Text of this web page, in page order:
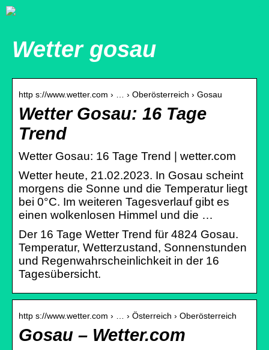
Wetter gosau
http s://www.wetter.com › … › Oberösterreich › Gosau
Wetter Gosau: 16 Tage
Trend
Wetter Gosau: 16 Tage Trend | wetter.com
Wetter heute, 21.02.2023. In Gosau scheint
morgens die Sonne und die Temperatur liegt
bei 0°C. Im weiteren Tagesverlauf gibt es
einen wolkenlosen Himmel und die …
Der 16 Tage Wetter Trend für 4824 Gosau.
Temperatur, Wetterzustand, Sonnenstunden
und Regenwahrscheinlichkeit in der 16
Tagesübersicht.
http s://www.wetter.com › … › Österreich › Oberösterreich
Gosau – Wetter.com